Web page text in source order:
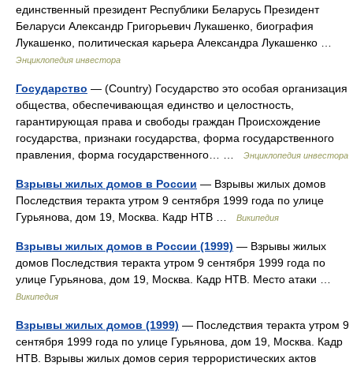
единственный президент Республики Беларусь Президент
Беларуси Александр Григорьевич Лукашенко, биография
Лукашенко, политическая карьера Александра Лукашенко …
Энциклопедия инвестора
Государство — (Country) Государство это особая организация
общества, обеспечивающая единство и целостность,
гарантирующая права и свободы граждан Происхождение
государства, признаки государства, форма государственного
правления, форма государственного… …
Энциклопедия инвестора
Взрывы жилых домов в России — Взрывы жилых домов
Последствия теракта утром 9 сентября 1999 года по улице
Гурьянова, дом 19, Москва. Кадр НТВ …
Википедия
Взрывы жилых домов в России (1999) — Взрывы жилых
домов Последствия теракта утром 9 сентября 1999 года по
улице Гурьянова, дом 19, Москва. Кадр НТВ. Место атаки …
Википедия
Взрывы жилых домов (1999) — Последствия теракта утром 9
сентября 1999 года по улице Гурьянова, дом 19, Москва. Кадр
НТВ. Взрывы жилых домов серия террористических актов